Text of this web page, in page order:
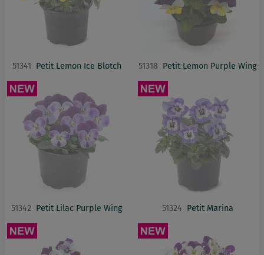
51341 Petit Lemon Ice Blotch 51318 Petit Lemon Purple Wing
51342 Petit Lilac Purple Wing 51324 Petit Marina